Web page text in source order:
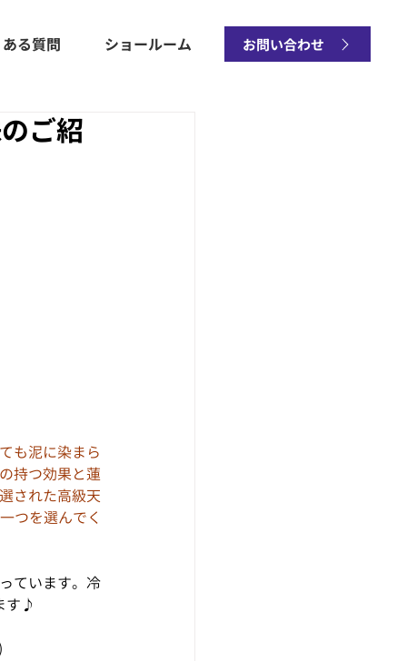
る質問 ショールーム お問い合わせ
ご紹
も泥に染まら
持つ効果と蓮
された高級天
つを選んでく
ています。冷
す♪